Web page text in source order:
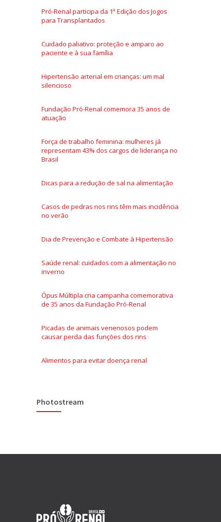
Pró-Renal participa da 1ª Edição dos Jogos
para Transplantados
Cuidado paliativo: proteção e amparo ao
paciente e à sua família
Hipertensão arterial em crianças: um mal
silencioso
Fundação Pró-Renal comemora 35 anos de
atuação
Força de trabalho feminina: mulheres já
representam 43% dos cargos de liderança no
Brasil
Dicas para a redução de sal na alimentação
Casos de pedras nos rins têm mais incidência
no verão
Dia de Prevenção e Combate à Hipertensão
Saúde renal: cuidados com a alimentação no
inverno
Ópus Múltipla cria campanha comemorativa
de 35 anos da Fundação Pró-Renal
Picadas de animais venenosos podem
causar perda das funções dos rins
Alimentos para evitar doença renal
Photostream